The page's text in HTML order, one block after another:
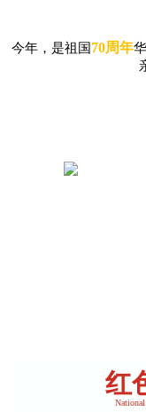
今年，是祖国 70周年
红